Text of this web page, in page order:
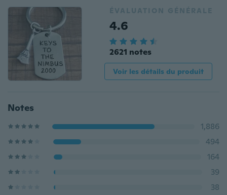
ÉVALUATION GÉNÉRALE
4.6
2621 notes
Voir les détails du produit
Notes
1,886
494
164
39
38